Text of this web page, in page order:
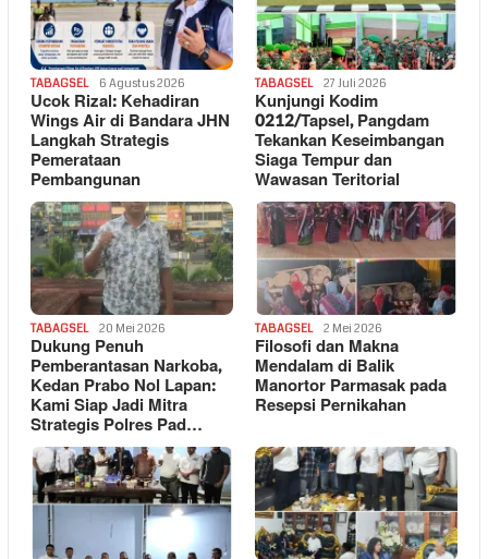
TABAGSEL 6 Agustus 2026
Ucok Rizal: Kehadiran
Wings Air di Bandara JHN
Langkah Strategis
Pemerataan
Pembangunan
TABAGSEL 27 Juli 2026
Kunjungi Kodim
0212/Tapsel, Pangdam
Tekankan Keseimbangan
Siaga Tempur dan
Wawasan Teritorial
TABAGSEL 20 Mei 2026
Dukung Penuh
Pemberantasan Narkoba,
Kedan Prabo Nol Lapan:
Kami Siap Jadi Mitra
Strategis Polres Pad…
TABAGSEL 2 Mei 2026
Filosofi dan Makna
Mendalam di Balik
Manortor Parmasak pada
Resepsi Pernikahan